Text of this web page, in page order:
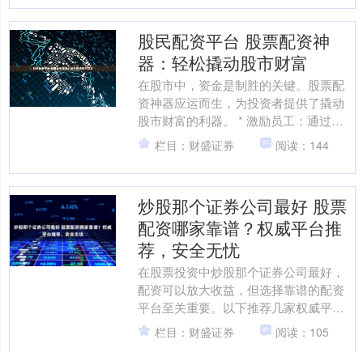
股民配资平台 股票配资神
器：轻松撬动股市财富
在股市中，资金是制胜的关键。股票配
资神器应运而生，为投资者提供了撬动
股市财富的利器。 * 激励员工：通过配
售股票，上市公司可以激励员工，提高
其忠诚度和工作积极性....
栏目：财盛证券 阅读：144
炒股那个证券公司最好 股票
配资哪家靠谱？权威平台推
荐，安全无忧
在股票投资中炒股那个证券公司最好，
配资可以放大收益，但选择靠谱的配资
平台至关重要。以下推荐几家权威平
台，为您提供安全无忧的配资服务： * **
低门槛：**通常只....
栏目：财盛证券 阅读：105